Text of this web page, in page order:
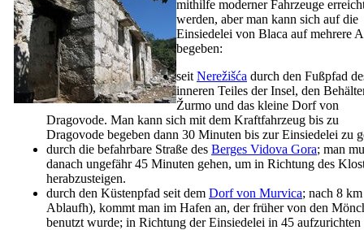
mithilfe moderner Fahrzeuge
werden, aber man kann sich auf die
Einsiedelei von Blaca auf mehrere
begeben:
seit Nerežišća durch den Fußpfad
inneren Teiles der Insel, den
Žurmo und das kleine Dorf von
Dragovode. Man kann sich mit dem Kraftfahrzeug bis zu
Dragovode begeben dann 30 Minuten bis zur Einsiedelei zu
durch die befahrbare Straße des Berges Vidova Gora; man
danach ungefähr 45 Minuten gehen, um in Richtung des
herabzusteigen.
durch den Küstenpfad seit dem Dorf von Murvica; nach 8
Ablaufh), kommt man im Hafen an, der früher von den
benutzt wurde; in Richtung der Einsiedelei in 45